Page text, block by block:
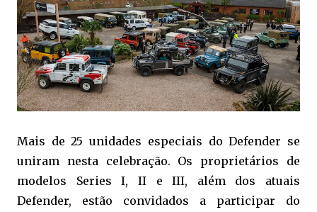
Mais de 25 unidades especiais do Defender se
uniram nesta celebração. Os proprietários de
modelos Series I, II e III, além dos atuais
Defender, estão convidados a participar do